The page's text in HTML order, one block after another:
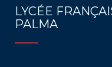
LYCÉE
PALMA